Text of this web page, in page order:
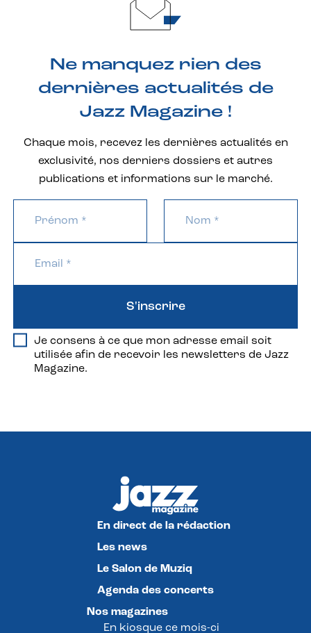
Ne manquez rien des
dernières actualités de
Jazz Magazine !
Chaque mois, recevez les dernières actualités en
exclusivité, nos derniers dossiers et autres
publications et informations sur le marché.
Je consens à ce que mon adresse email soit
utilisée afin de recevoir les newsletters de Jazz
Magazine.
S'inscrire
En direct de la rédaction
Les news
Le Salon de Muziq
Agenda des concerts
Nos magazines
En kiosque ce mois-ci